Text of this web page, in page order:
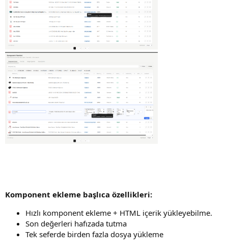
Komponent ekleme başlıca özellikleri:
Hızlı komponent ekleme + HTML içerik yükleyebilme.
Son değerleri hafızada tutma
Tek seferde birden fazla dosya yükleme